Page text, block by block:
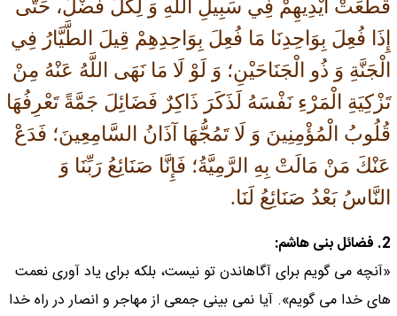
قُطِّعَتْ أَيْدِيهِمْ فِي سَبِيلِ اللَّهِ وَ لِكُلٍّ فَضْلٌ، حَتَّى
إِذَا فُعِلَ بِوَاحِدِنَا مَا فُعِلَ بِوَاحِدِهِمْ قِيلَ الطَّيَّارُ فِي
الْجَنَّةِ وَ ذُو الْجَنَاحَيْنِ؛ وَ لَوْ لَا مَا نَهَى اللَّهُ عَنْهُ مِنْ
تَزْكِيَةِ الْمَرْءِ نَفْسَهُ لَذَكَرَ ذَاكِرٌ فَضَائِلَ جَمَّةً تَعْرِفُهَا
قُلُوبُ الْمُؤْمِنِينَ وَ لَا تَمُجُّهَا آذَانُ السَّامِعِينَ؛ فَدَعْ
عَنْكَ مَنْ مَالَتْ بِهِ الرَّمِيَّةُ؛ فَإِنَّا صَنَائِعُ رَبِّنَا وَ
النَّاسُ بَعْدُ صَنَائِعُ لَنَا.
2. فضائل بنى هاشم:
«آنچه مى گويم براى آگاهاندن تو نيست، بلكه براى ياد آورى نعمت
هاى خدا مى گويم». آيا نمى بينى جمعى از مهاجر و انصار در راه خدا